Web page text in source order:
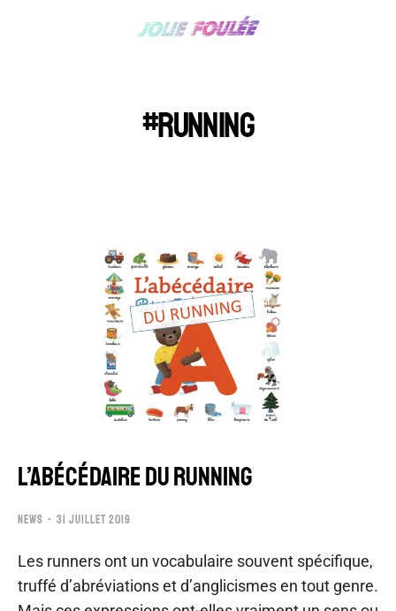
#RUNNING
L’ABÉCÉDAIRE DU RUNNING
NEWS 31 JUILLET 2019
Les runners ont un vocabulaire souvent spécifique,
truffé d’abréviations et d’anglicismes en tout genre.